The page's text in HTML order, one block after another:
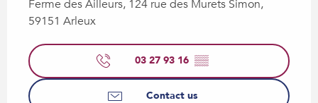
Ferme des Ailleurs, 124 rue des Murets Simon,
59151 Arleux
03 27 93 16 ▒▒
Contact us